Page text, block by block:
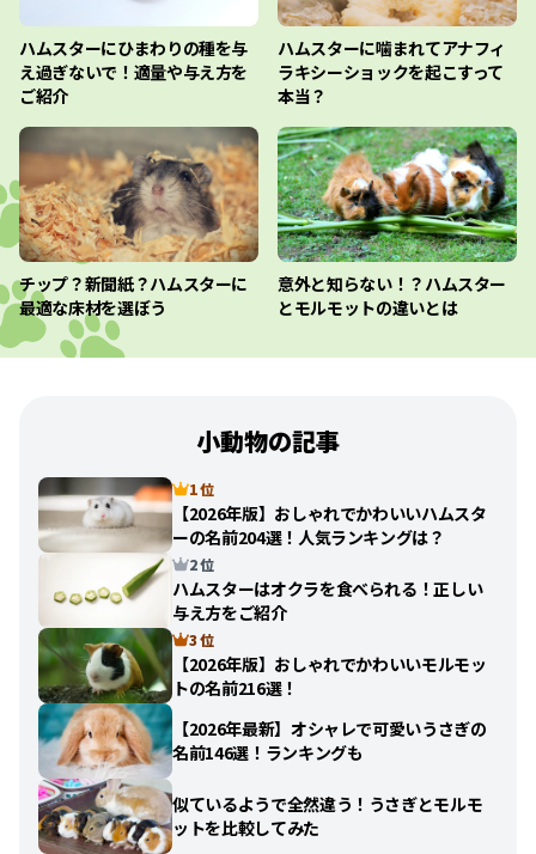
ハムスターにひまわりの種を与
え過ぎないで！適量や与え方を
ご紹介
ハムスターに噛まれてアナフィ
ラキシーショックを起こすって
本当？
チップ？新聞紙？ハムスターに
最適な床材を選ぼう
意外と知らない！？ハムスター
とモルモットの違いとは
小動物の記事
1 位
【2026年版】おしゃれでかわいいハムスタ
ーの名前204選！人気ランキングは？
2 位
ハムスターはオクラを食べられる！正しい
与え方をご紹介
3 位
【2026年版】おしゃれでかわいいモルモッ
トの名前216選！
【2026年最新】オシャレで可愛いうさぎの
名前146選！ランキングも
似ているようで全然違う！うさぎとモルモ
ットを比較してみた